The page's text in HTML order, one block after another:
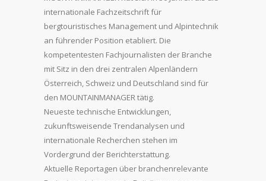
internationale Fachzeitschrift für
bergtouristisches Management und Alpintechnik
an führender Position etabliert. Die
kompetentesten Fachjournalisten der Branche
mit Sitz in den drei zentralen Alpenländern
Österreich, Schweiz und Deutschland sind für
den MOUNTAINMANAGER tätig.
Neueste technische Entwicklungen,
zukunftsweisende Trendanalysen und
internationale Recherchen stehen im
Vordergrund der Berichterstattung.
Aktuelle Reportagen über branchenrelevante